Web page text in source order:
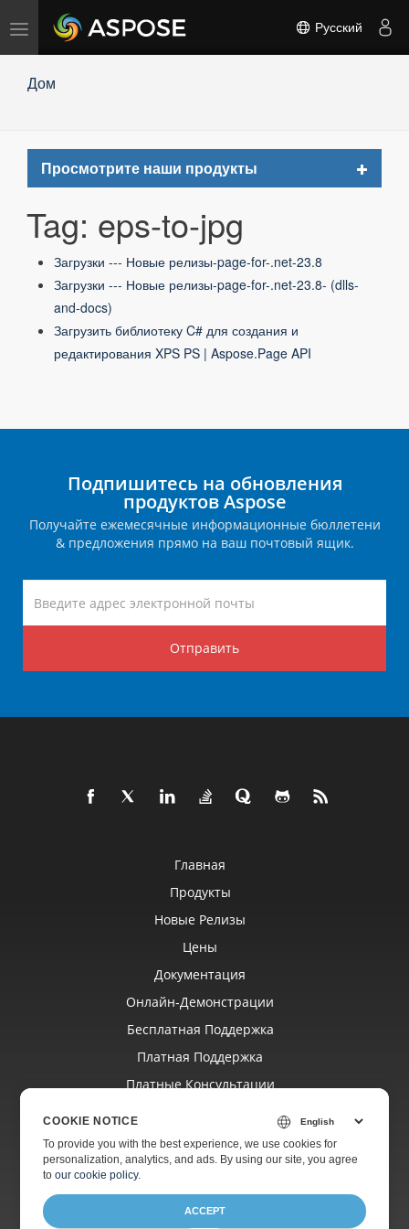
Переключить
навигацию
Русский
Дом
Просмотрите наши продукты
Toggle
Tag: eps-to-jpg
Загрузки --- Новые релизы-page-for-.net-23.8
Загрузки --- Новые релизы-page-for-.net-23.8- (dlls-
and-docs)
Загрузить библиотеку C# для создания и
редактирования XPS PS | Aspose.Page API
Подпишитесь на обновления
продуктов Aspose
Получайте ежемесячные информационные бюллетени
& предложения прямо на ваш почтовый ящик.
Отправить
Главная
Продукты
Новые Релизы
Цены
Документация
Онлайн‑демонстрации
Бесплатная Поддержка
Платная Поддержка
Платные Консультации
Веб‑сайты
О Компании
COOKIE NOTICE
To provide you with the best experience, we use cookies for
personalization, analytics, and ads. By using our site, you agree
toour cookie policy.
ACCEPT